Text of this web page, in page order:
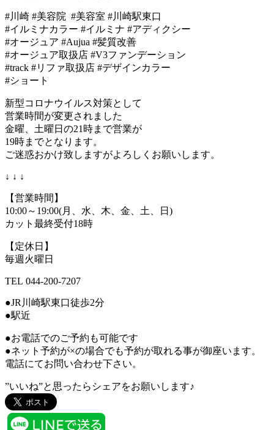
#川崎 #美容院 #美容室 #川崎駅東口
#イルミナカラー #イルミナ #アディクシー
#オージュア #Aujua #髪質改善
#オージュア取扱店 #V3ファンデーション
#track #リファ取扱店 #デザインカラー
#ショート
新型コロナウイルス対策として
営業時間が変更されました
金曜、土曜日の21時まで営業が
19時までとなります。
ご迷惑おかけ致しますがよろしくお願いします。
↓ ↓ ↓
【営業時間】
10:00～19:00(月、水、木、金、土、日)
カット最終受付18時
【定休日】
毎週火曜日
TEL 044-200-7207
●JR川崎駅東口徒歩2分
●駅近
●お電話でのご予約も可能です
●ネット予約が×の場合でも予約が取れる事が御座います。
電話にてお問い合わせ下さい。
”いいね”と思ったらシェアをお願いします♪